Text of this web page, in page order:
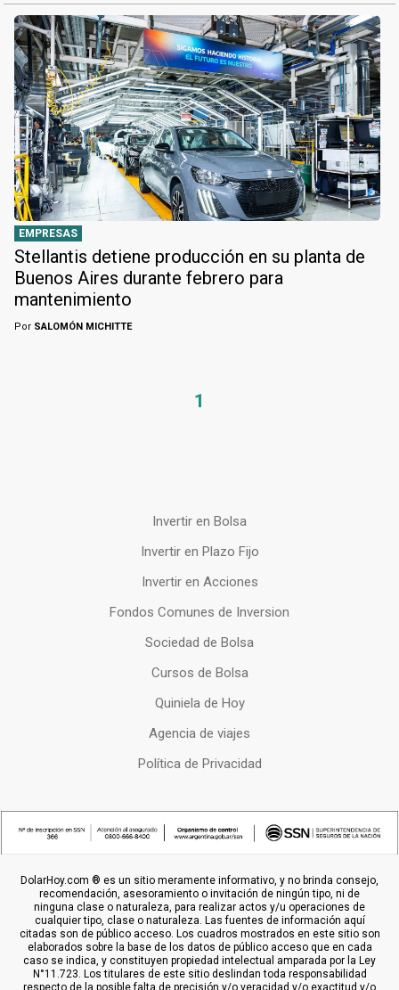
EMPRESAS
Stellantis detiene producción en su planta de
Buenos Aires durante febrero para
mantenimiento
Por SALOMÓN MICHITTE
1
Invertir en Bolsa
Invertir en Plazo Fijo
Invertir en Acciones
Fondos Comunes de Inversion
Sociedad de Bolsa
Cursos de Bolsa
Quiniela de Hoy
Agencia de viajes
Política de Privacidad
DolarHoy.com ® es un sitio meramente informativo, y no brinda consejo,
recomendación, asesoramiento o invitación de ningún tipo, ni de
ninguna clase o naturaleza, para realizar actos y/u operaciones de
cualquier tipo, clase o naturaleza. Las fuentes de información aquí
citadas son de público acceso. Los cuadros mostrados en este sitio son
elaborados sobre la base de los datos de público acceso que en cada
caso se indica, y constituyen propiedad intelectual amparada por la Ley
N°11.723. Los titulares de este sitio deslindan toda responsabilidad
respecto de la posible falta de precisión y/o veracidad y/o exactitud y/o